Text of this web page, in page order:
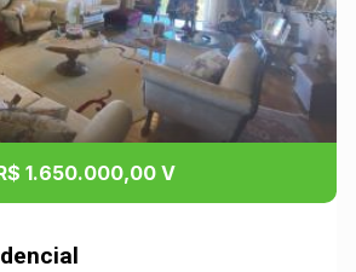
1.650.000,00 V